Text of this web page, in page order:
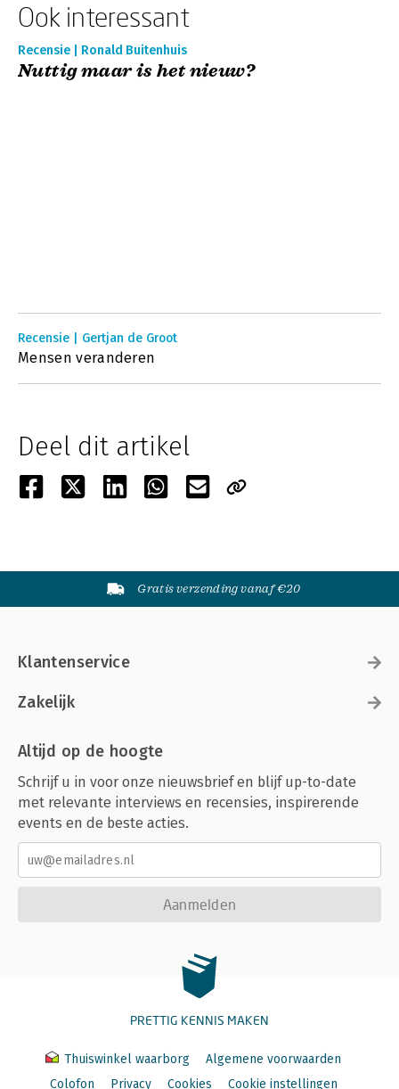
Ook interessant
Recensie | Ronald Buitenhuis
Nuttig maar is het nieuw?
Recensie | Gertjan de Groot
Mensen veranderen
Deel dit artikel
Gratis verzending vanaf €20
Klantenservice
Zakelijk
Altijd op de hoogte
Schrijf u in voor onze nieuwsbrief en blijf up-to-date
met relevante interviews en recensies, inspirerende
events en de beste acties.
Aanmelden
PRETTIG KENNIS MAKEN
Thuiswinkel waarborg
Algemene voorwaarden
Colofon
Privacy Cookies Cookie instellingen